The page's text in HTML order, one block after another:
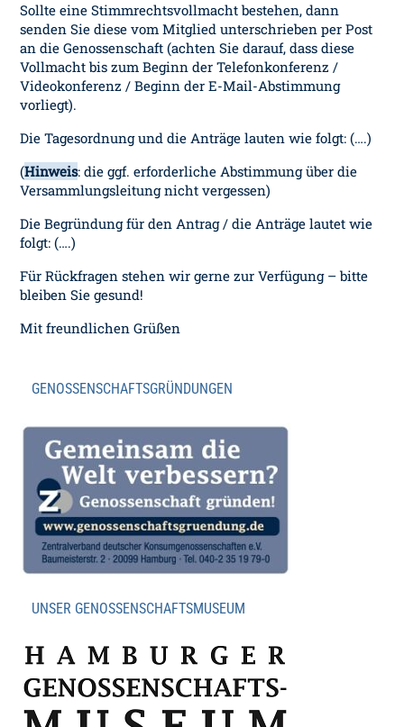
Sollte eine Stimmrechtsvollmacht bestehen, dann
senden Sie diese vom Mitglied unterschrieben per Post
an die Genossenschaft (achten Sie darauf, dass diese
Vollmacht bis zum Beginn der Telefonkonferenz /
Videokonferenz / Beginn der E-Mail-Abstimmung
vorliegt).
Die Tagesordnung und die Anträge lauten wie folgt: (….)
(Hinweis: die ggf. erforderliche Abstimmung über die
Versammlungsleitung nicht vergessen)
Die Begründung für den Antrag / die Anträge lautet wie
folgt: (….)
Für Rückfragen stehen wir gerne zur Verfügung – bitte
bleiben Sie gesund!
Mit freundlichen Grüßen
GENOSSENSCHAFTSGRÜNDUNGEN
UNSER GENOSSENSCHAFTSMUSEUM